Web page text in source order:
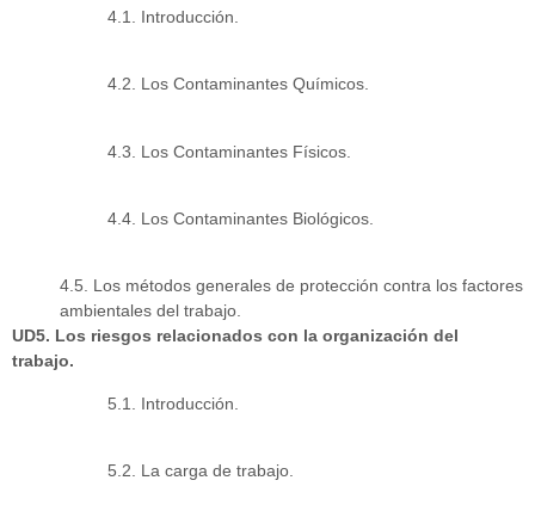
4.1. Introducción.
4.2. Los Contaminantes Químicos.
4.3. Los Contaminantes Físicos.
4.4. Los Contaminantes Biológicos.
4.5. Los métodos generales de protección contra los factores
ambientales del trabajo.
UD5. Los riesgos relacionados con la organización del
trabajo.
5.1. Introducción.
5.2. La carga de trabajo.